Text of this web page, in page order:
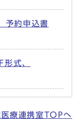
予約申込書
形式、
療連携室TOPへ